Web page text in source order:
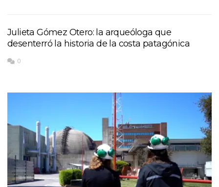
Julieta Gómez Otero: la arqueóloga que
desenterró la historia de la costa patagónica
0